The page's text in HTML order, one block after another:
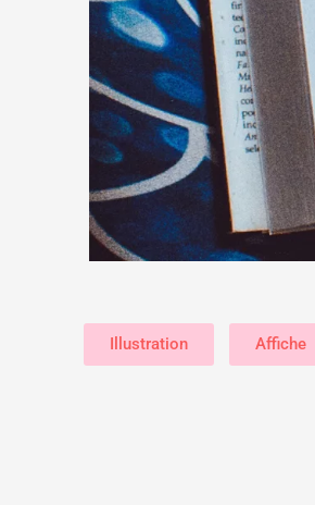
Illustration Affiche